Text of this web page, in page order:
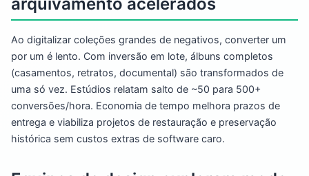
arquivamento acelerados
Ao digitalizar coleções grandes de negativos, converter um
por um é lento. Com inversão em lote, álbuns completos
(casamentos, retratos, documental) são transformados de
uma só vez. Estúdios relatam salto de ~50 para 500+
conversões/hora. Economia de tempo melhora prazos de
entrega e viabiliza projetos de restauração e preservação
histórica sem custos extras de software caro.